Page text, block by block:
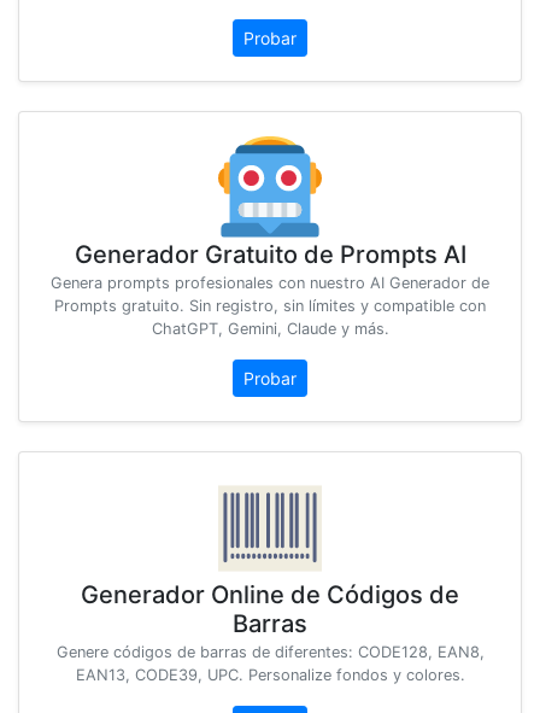
Probar
Generador Gratuito de Prompts AI
Genera prompts profesionales con nuestro AI Generador de
Prompts gratuito. Sin registro, sin límites y compatible con
ChatGPT, Gemini, Claude y más.
Probar
Generador Online de Códigos de
Barras
Genere códigos de barras de diferentes: CODE128, EAN8,
EAN13, CODE39, UPC. Personalize fondos y colores.